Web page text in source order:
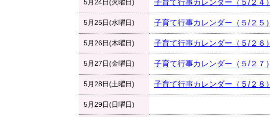
5月24日(火曜日) 子育て行事カレンダー（５/２４）
5月25日(水曜日) 子育て行事カレンダー（５/２５）
5月26日(木曜日) 子育て行事カレンダー（５/２６）
5月27日(金曜日) 子育て行事カレンダー（５/２７）
5月28日(土曜日) 子育て行事カレンダー（５/２８）
5月29日(日曜日)